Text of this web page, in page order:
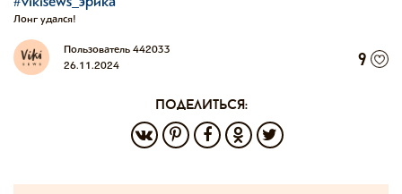
Лонг удался!
Пользователь 442033
26.11.2024
9
поделиться: